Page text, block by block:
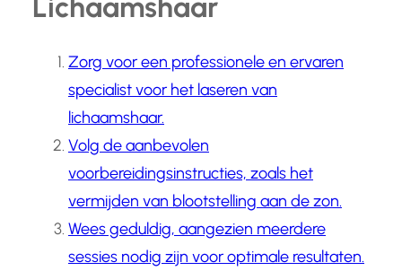
Lichaamshaar
Zorg voor een professionele en ervaren
specialist voor het laseren van
lichaamshaar.
Volg de aanbevolen
voorbereidingsinstructies, zoals het
vermijden van blootstelling aan de zon.
Wees geduldig, aangezien meerdere
sessies nodig zijn voor optimale resultaten.